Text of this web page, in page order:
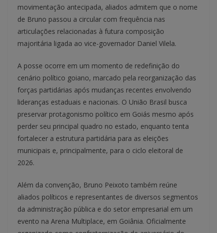
movimentação antecipada, aliados admitem que o nome
de Bruno passou a circular com frequência nas
articulações relacionadas à futura composição
majoritária ligada ao vice-governador Daniel Vilela.
A posse ocorre em um momento de redefinição do
cenário político goiano, marcado pela reorganização das
forças partidárias após mudanças recentes envolvendo
lideranças estaduais e nacionais. O União Brasil busca
preservar protagonismo político em Goiás mesmo após
perder seu principal quadro no estado, enquanto tenta
fortalecer a estrutura partidária para as eleições
municipais e, principalmente, para o ciclo eleitoral de
2026.
Além da convenção, Bruno Peixoto também reúne
aliados políticos e representantes de diversos segmentos
da administração pública e do setor empresarial em um
evento na Arena Multiplace, em Goiânia. Oficialmente